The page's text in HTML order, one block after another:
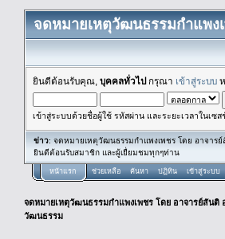
จดหมายเหตุวัฒนธรรมกำแพง
ยินดีต้อนรับคุณ, บุคคลทั่วไปกรุณา เข้าสู่ระบบ
เข้าสู่ระบบด้วยชื่อผู้ใช้ รหัสผ่าน และระยะเวลาในเซส
ข่าว: จดหมายเหตุวัฒนธรรมกำแพงเพชร โดย อาจาร
ยินดีต้อนรับสมาชิก และผู้เยื่ยมชมทุกๆท่าน
หน้าแรก ช่วยเหลือ ค้นหา ปฏิทิน เข้าสู่ระบบ
จดหมายเหตุวัฒนธรรมกำแพงเพชร โดย อาจารย์สันติ
วัฒนธรรม